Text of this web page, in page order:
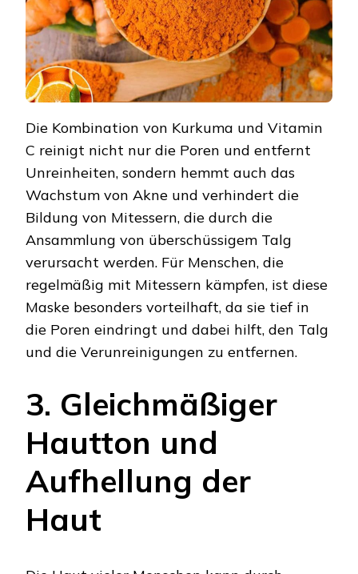
Die Kombination von Kurkuma und Vitamin
C reinigt nicht nur die Poren und entfernt
Unreinheiten, sondern hemmt auch das
Wachstum von Akne und verhindert die
Bildung von Mitessern, die durch die
Ansammlung von überschüssigem Talg
verursacht werden. Für Menschen, die
regelmäßig mit Mitessern kämpfen, ist diese
Maske besonders vorteilhaft, da sie tief in
die Poren eindringt und dabei hilft, den Talg
und die Verunreinigungen zu entfernen.
3. Gleichmäßiger
Hautton und
Aufhellung der
Haut